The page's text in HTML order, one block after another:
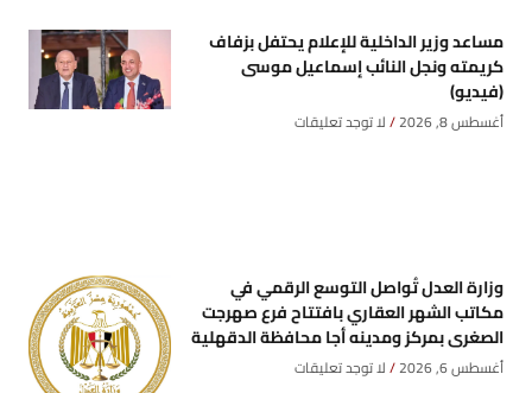
مساعد وزير الداخلية للإعلام يحتفل بزفاف
كريمته ونجل النائب إسماعيل موسى
(فيديو)
أغسطس 8, 2026 لا توجد تعليقات
وزارة العدل تُواصل التوسع الرقمي في
مكاتب الشهر العقاري بافتتاح فرع صهرجت
الصغرى بمركز ومدينه أجا محافظة الدقهلية
أغسطس 6, 2026 لا توجد تعليقات